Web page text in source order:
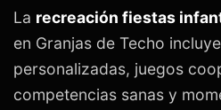
La recreación fiestas
en Granjas de Techo
personalizadas, juegos
competencias sanas y